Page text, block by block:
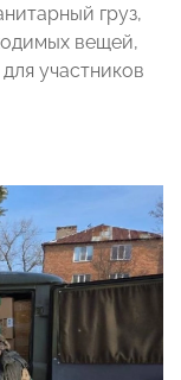
груз,
вещей,
участников